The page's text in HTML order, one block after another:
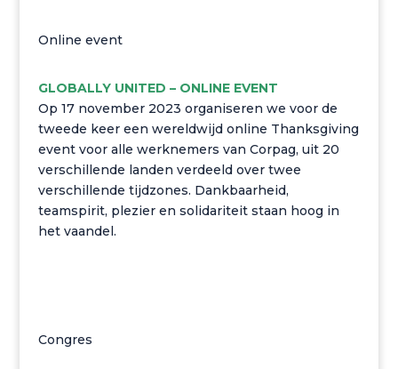
Online event
GLOBALLY UNITED – ONLINE EVENT
Op 17 november 2023 organiseren we voor de
tweede keer een wereldwijd online Thanksgiving
event voor alle werknemers van Corpag, uit 20
verschillende landen verdeeld over twee
verschillende tijdzones. Dankbaarheid,
teamspirit, plezier en solidariteit staan hoog in
het vaandel.
Congres